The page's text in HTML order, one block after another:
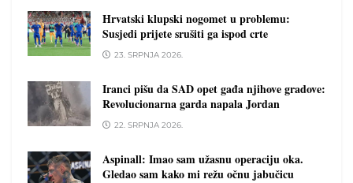
Hrvatski klupski nogomet u problemu:
Susjedi prijete srušiti ga ispod crte
23. SRPNJA 2026.
Iranci pišu da SAD opet gađa njihove gradove:
Revolucionarna garda napala Jordan
22. SRPNJA 2026.
Aspinall: Imao sam užasnu operaciju oka.
Gledao sam kako mi režu očnu jabučicu